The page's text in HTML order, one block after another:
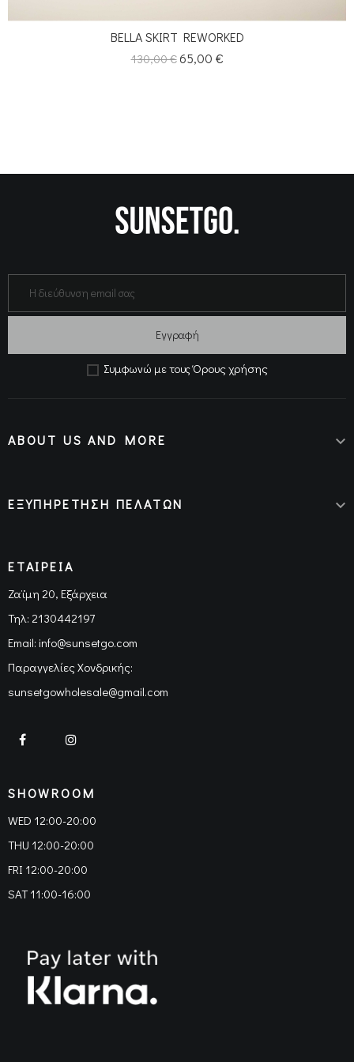
BELLA SKIRT REWORKED
Κανονική
130,00 € Τιμή
65,00 €
Εγγραφή
Συμφωνώ με τουςΌρους χρήσης
ABOUT US AND MORE 
ΕΞΥΠΗΡΕΤΗΣΗ ΠΕΛΑΤΩΝ 
ΕΤΑΙΡΕΙΑ
Ζαϊμη 20, Εξάρχεια
Τηλ: 2130442197
Email: info@sunsetgo.com
Παραγγελίες Χονδρικής:
sunsetgowholesale@gmail.com
SHOWROOM
WED 12:00-20:00
THU 12:00-20:00
FRI 12:00-20:00
SAT 11:00-16:00